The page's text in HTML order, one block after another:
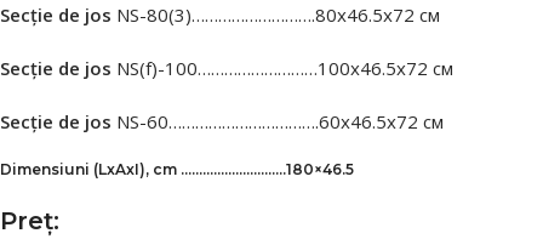
Secție de jos NS-80(3)……………………….80х46.5х72 см
Secție de jos NS(f)-100………………………100х46.5х72 см
Secție de jos NS-60…………………………….60х46.5х72 см
Dimensiuni (LxAxI), cm ………………………..180×46.5
Preț: